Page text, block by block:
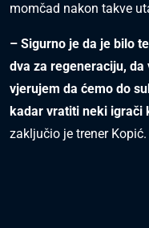
momčad nakon takve
– Sigurno je da je bilo
dva za regeneraciju,
vjerujem da ćemo do s
kadar vratiti neki igrači
zaključio je trener Kopić.